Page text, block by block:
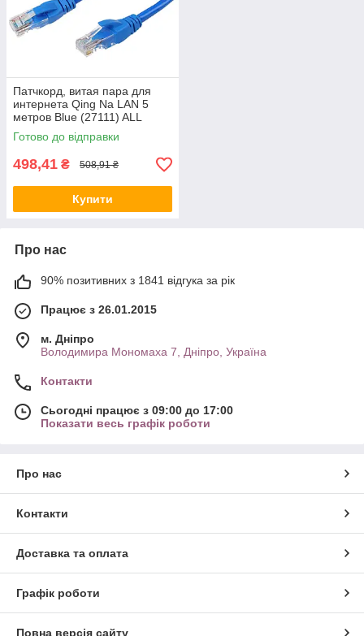
Патчкорд, витая пара для
интернета Qing Na LAN 5
метров Blue (27111) ALL
Качество + 736
Готово до відправки
498,41 ₴ 508,91 ₴
Купити
Про нас
90% позитивних з 1841 відгука за рік
Працює з 26.01.2015
м. Дніпро
Володимира Мономаха 7, Дніпро, Україна
Контакти
Сьогодні працює з 09:00 до 17:00
Показати весь графік роботи
Про нас
Контакти
Доставка та оплата
Графік роботи
Повна версія сайту